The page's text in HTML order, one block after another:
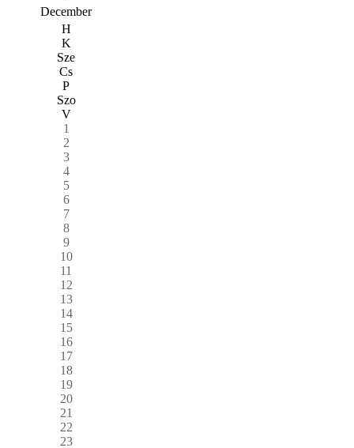
December
H
K
Sze
Cs
P
Szo
V
1
2
3
4
5
6
7
8
9
10
11
12
13
14
15
16
17
18
19
20
21
22
23